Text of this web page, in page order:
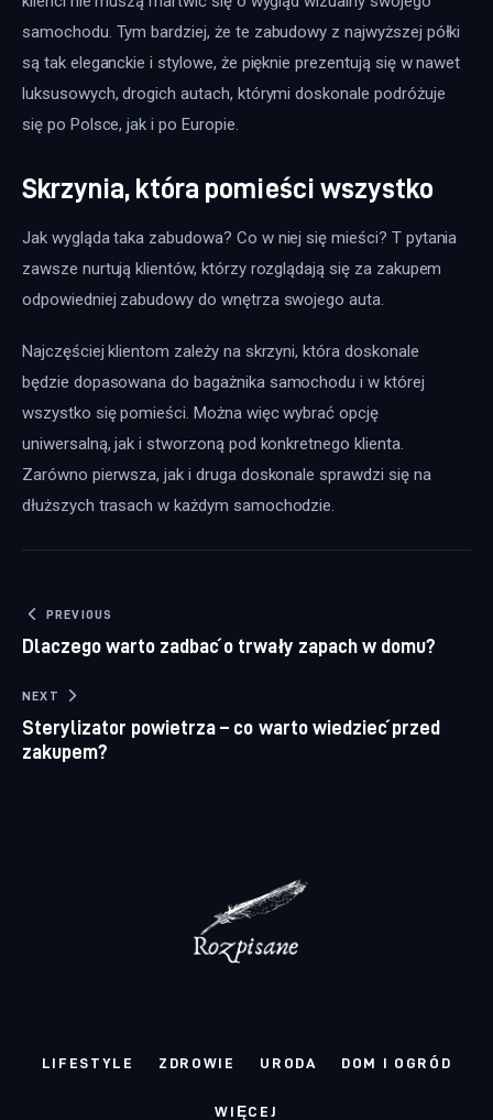
samochodu. Tym bardziej, że te zabudowy z najwyższej półki
są tak eleganckie i stylowe, że pięknie prezentują się w nawet
luksusowych, drogich autach, którymi doskonale podróżuje
się po Polsce, jak i po Europie.
Skrzynia, która pomieści wszystko
Jak wygląda taka zabudowa? Co w niej się mieści? T pytania
zawsze nurtują klientów, którzy rozglądają się za zakupem
odpowiedniej zabudowy do wnętrza swojego auta.
Najczęściej klientom zależy na skrzyni, która doskonale
będzie dopasowana do bagażnika samochodu i w której
wszystko się pomieści. Można więc wybrać opcję
uniwersalną, jak i stworzoną pod konkretnego klienta.
Zarówno pierwsza, jak i druga doskonale sprawdzi się na
dłuższych trasach w każdym samochodzie.
Nawigacja wpisu
PREVIOUS
Dlaczego warto zadbać o trwały zapach w domu?
NEXT
Sterylizator powietrza – co warto wiedzieć przed
zakupem?
LIFESTYLE ZDROWIE URODA DOM I OGRÓD
WIĘCEJ